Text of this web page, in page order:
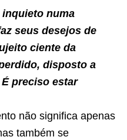
inquieto numa
seus desejos de
ciente da
disposto a
preciso estar
não significa apenas
também se